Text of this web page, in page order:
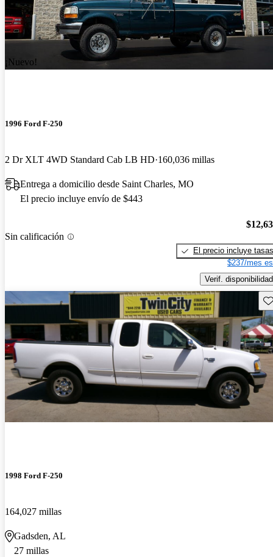
¡Nuevo!
1996 Ford F-250
2 Dr XLT 4WD Standard Cab LB HD 160,036 millas
Entrega a domicilio desde Saint Charles, MO
El precio incluye envío de $443
Sin calificación
El precio incluye tasas
$237/mes
Verif. disponibilidad
1998 Ford F-250
164,027 millas
Gadsden, AL
27 millas